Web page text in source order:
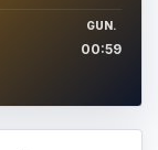
GUN.
00:59